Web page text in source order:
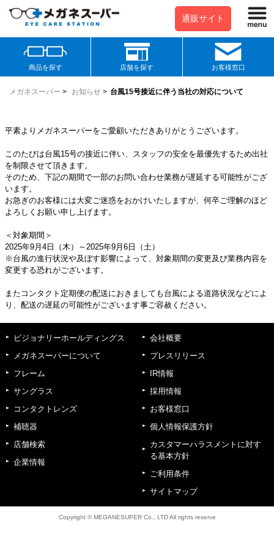
通販サイト
商品を探す 店舗を探す お客様窓口
メガネスーパー > お知らせ > 台風15号接近に伴う当社の対応について
平素よりメガネスーパーをご愛顧いただきありがとうございます。
このたびは台風15号の接近に伴い、スタッフの安全を最優先するため出社
を制限させて頂きます。
そのため、下記の期間で一部のお問い合わせ業務が遅延する可能性がござ
います。
お急ぎのお客様には大変ご迷惑をおかけいたしますが、何卒ご理解のほど
よろしくお願い申し上げます。
＜対象期間＞
2025年9月4日（木）～2025年9月6日（土）
※台風の進行状況や及ぼす影響によって、対象期間の変更及び業務内容を
変更する恐れがございます。
またコンタクト定期便の配送におきましても台風による道路状況などによ
り、配送の遅延の可能性がございます事ご容赦ください。
ビジョナリーホールディングス
メガネスーパーについて
フレーム
サングラス
コンタクトレンズ
補聴器
店舗検索
企業情報
会社概要
プレスリリース
IR情報
採用情報
お客様窓口
個人情報保護方針
カスタマーハラスメントに対す
る基本方針
ご利用条件
サイトマップ
Copyright © MEGANESUPER Co., LTD All rights reserve